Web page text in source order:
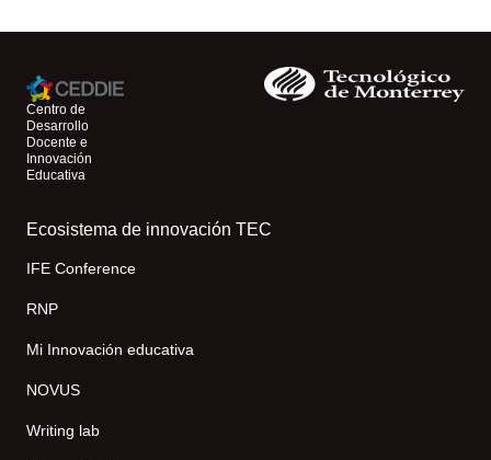
Centro de
Desarrollo
Docente e
Innovación
Educativa
Ecosistema de innovación TEC
IFE Conference
RNP
Mi Innovación educativa
NOVUS
Writing lab